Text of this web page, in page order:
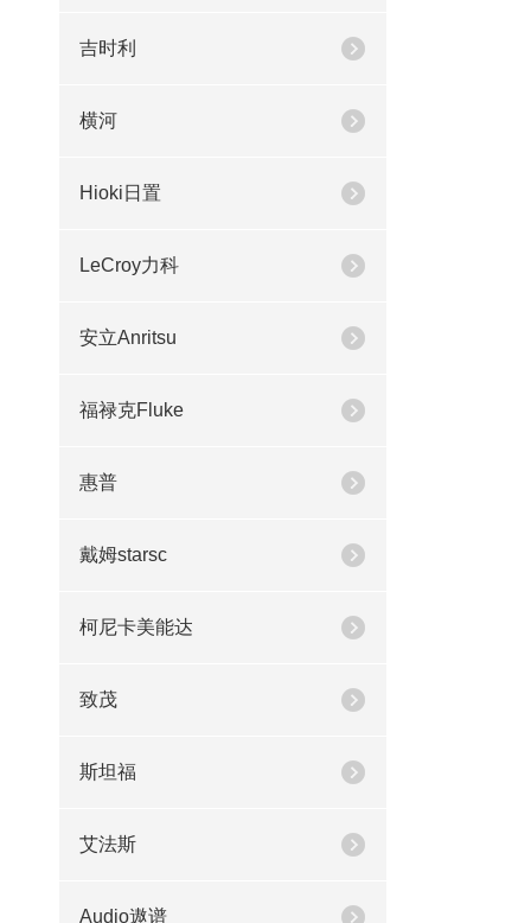
吉时利
横河
Hioki日置
LeCroy力科
安立Anritsu
福禄克Fluke
惠普
戴姆starsc
柯尼卡美能达
致茂
斯坦福
艾法斯
Audio遨谱